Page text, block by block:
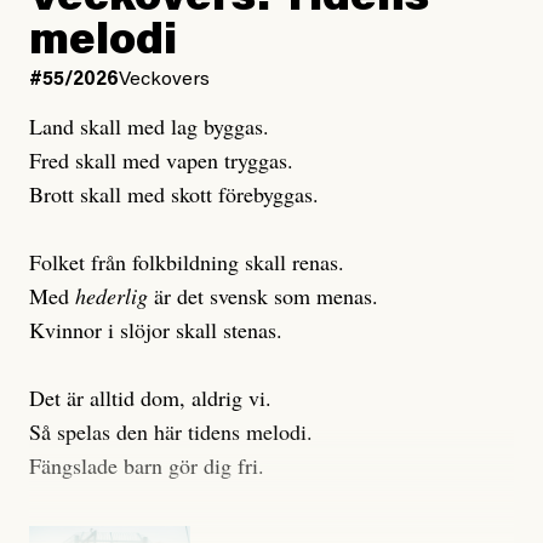
Publicerad6 August, 2026
Uppdaterad6 August, 2026
Uppdaterad3 August, 2026
melodi
#55/2026Veckovers
Land skall med lag byggas.
Fred skall med vapen tryggas.
Brott skall med skott förebyggas.
Folket från folkbildning skall renas.
Med hederlig är det svensk som menas.
Kvinnor i slöjor skall stenas.
Det är alltid dom, aldrig vi.
Så spelas den här tidens melodi.
Fängslade barn gör dig fri.